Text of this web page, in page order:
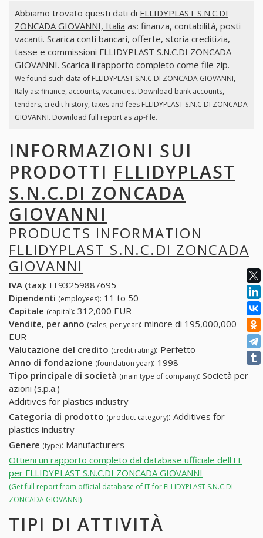
Abbiamo trovato questi dati di FLLIDYPLAST S.N.C.DI
ZONCADA GIOVANNI, Italia as: finanza, contabilità, posti
vacanti. Scarica conti bancari, offerte, storia creditizia,
tasse e commissioni FLLIDYPLAST S.N.C.DI ZONCADA
GIOVANNI. Scarica il rapporto completo come file zip.
We found such data of FLLIDYPLAST S.N.C.DI ZONCADA GIOVANNI,
Italyas: finance, accounts, vacancies. Download bank accounts,
tenders, credit history, taxes and fees FLLIDYPLAST S.N.C.DI ZONCADA
GIOVANNI. Download full report as zip-file.
INFORMAZIONI SUI
PRODOTTI FLLIDYPLAST
S.N.C.DI ZONCADA
GIOVANNI
PRODUCTS INFORMATION
FLLIDYPLAST S.N.C.DI ZONCADA
GIOVANNI
IVA (tax): IT93259887695
Dipendenti (employees): 11 to 50
Capitale (capital): 312,000 EUR
Vendite, per anno (sales, per year): minore di 195,000,000
EUR
Valutazione del credito (credit rating): Perfetto
Anno di fondazione (foundation year): 1998
Tipo principale di società (main type of company): Società per
azioni (s.p.a.)
Additives for plastics industry
Categoria di prodotto (product category): Additives for
plastics industry
Genere (type): Manufacturers
Ottieni un rapporto completo dal database ufficiale dell'IT
per FLLIDYPLAST S.N.C.DI ZONCADA GIOVANNI
(Get full report from official database of IT for FLLIDYPLAST S.N.C.DI
ZONCADA GIOVANNI)
TIPI DI ATTIVITÀ